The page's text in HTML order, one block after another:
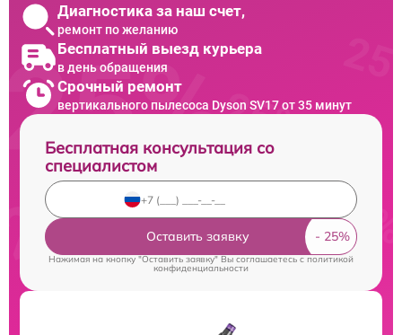
Диагностика за наш счет,
ремонт по желанию
Бесплатный выезд курьера
в день обращения
Срочный ремонт
вертикального пылесоса Dyson SV17 от 35 минут
Бесплатная консультация со
специалистом
Оставить заявку
Нажимая на кнопку "Оставить заявку" Вы соглашаетесь cполитикой
конфиденциальности